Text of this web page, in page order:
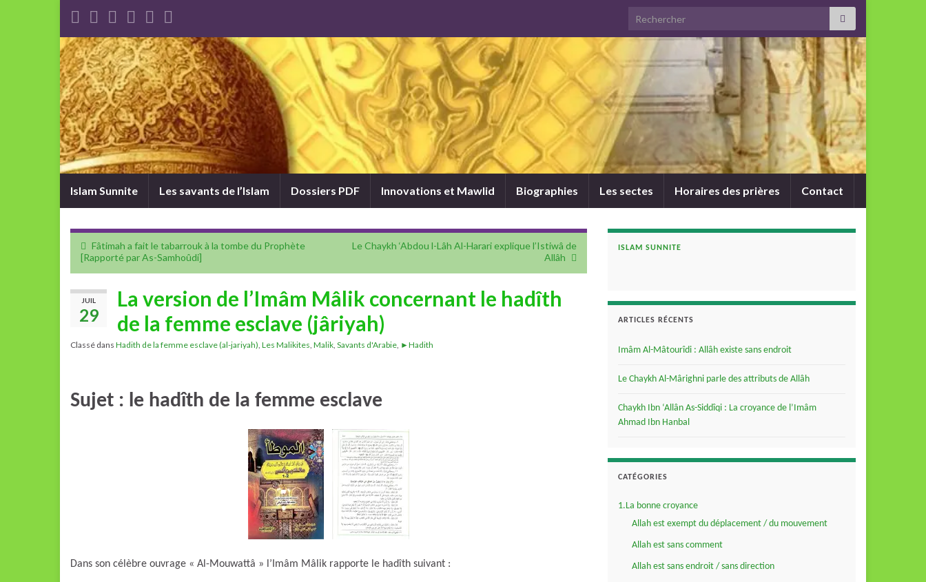
Search for:
Islam Sunnite Les savants de l’Islam Dossiers PDF Innovations et Mawlid Biographies Les sectes Horaires des prières Contact
Fâtimah a fait le tabarrouk à la tombe du Prophète
[Rapporté par As-Samhoûdi]
Le Chaykh ‘Abdou l-Lâh Al-Harari explique l’Istiwâ de
Allâh
JUIL
29
La version de l’Imâm Mâlik concernant le hadîth
de la femme esclave (jâriyah)
Classé dans Hadith de la femme esclave (al-jariyah), Les Malikites, Malik, Savants d'Arabie, ►Hadith
Sujet : le hadîth de la femme esclave
Dans son célèbre ouvrage « Al-Mouwattâ » l’Imâm Mâlik rapporte le hadîth suivant :
ISLAM SUNNITE
ARTICLES RÉCENTS
Imâm Al-Mâtourîdi : Allâh existe sans endroit
Le Chaykh Al-Mârighni parle des attributs de Allâh
Chaykh Ibn ‘Allân As-Siddîqi : La croyance de l’Imâm
Ahmad Ibn Hanbal
CATÉGORIES
1.La bonne croyance
Allah est exempt du déplacement / du mouvement
Allah est sans comment
Allah est sans endroit / sans direction